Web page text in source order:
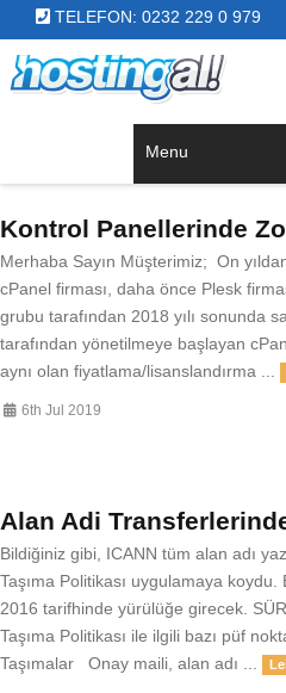
TELEFON: 0232 229 0 979
Menu
Kontrol Panellerinde
Merhaba Sayın Müşterimiz; On
cPanel firması, daha önce Plesk
grubu tarafından 2018 yılı sonunda
tarafından yönetilmeye başlayan
aynı olan fiyatlama/lisanslandırma ...
6th Jul 2019
Alan Adi
Bildiğiniz gibi, ICANN tüm alan adı
Taşıma Politikası uygulamaya koydu.
2016 tarifhinde yürülüğe girecek.
Taşıma Politikası ile ilgili bazı püf
Taşımalar Onay maili, alan adı ...